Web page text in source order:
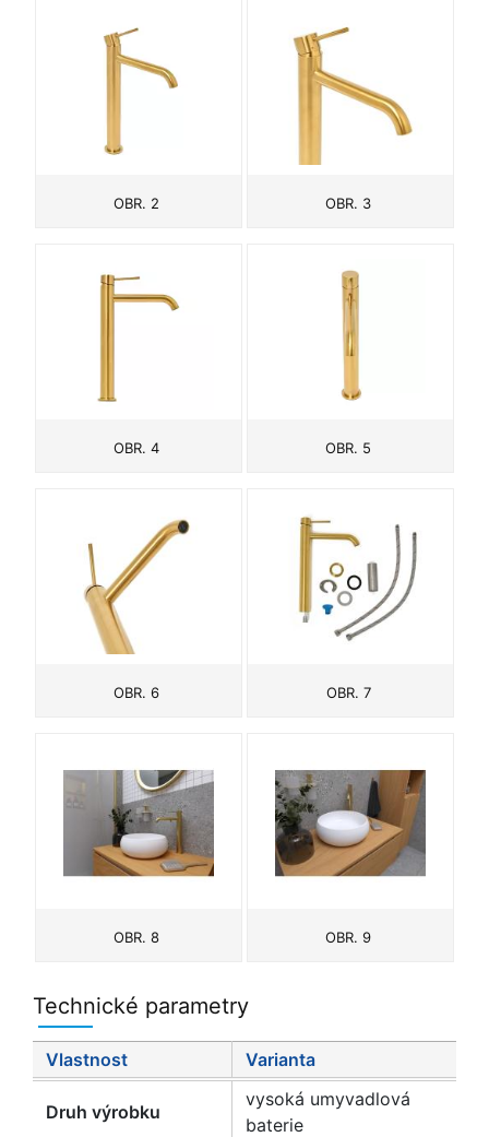
OBR. 2 OBR. 3
OBR. 4 OBR. 5
OBR. 6 OBR. 7
OBR. 8 OBR. 9
Technické parametry
Vlastnost Varianta
Druh výrobku
vysoká umyvadlová
baterie